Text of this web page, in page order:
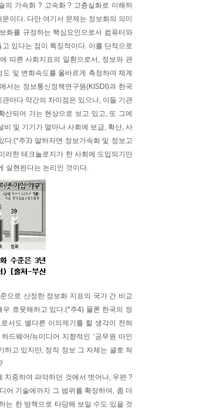
의 가속화 ? 고속화 ? 고충실화로 이해하
이다. 다만 여기서 문제는 정보화의 의미
화를 규정하는 핵심요인으로서 컴퓨터와
있다는 점이 특징적이다. 이를 단적으로
따른 사회지표의 일환으로서, 정보와 관
및 변화속도를 올바르게 측정하여 체계
서는 정보통신정책연구원(KISDI)과 한국
마다 약간의 차이점은 있으나, 이들 기관
되어 가는 현상으로 보고 있고, 또 그에
비 및 기기가 얼마나 사회에 보급, 확산, 사
다.(*주3) 말하자면 정보가속화 및 정보고
러한 테크놀로지가 한 사회에 도입되기만
실현된다는 논리인 것이다.
으로 산정한 정보화 지표의 국가 간 비교
흐뭇해하고 있다.(*주4) 물론 한국의 정
서도 별다른 이의제기를 할 생각이 전혀
드웨어/뉴미디어 지향적인 ‘공무원 마인
하고 있지만, 정작 정보 그 자체는 괄호 쳐
치중하여 파악하던 것에서 벗어나, 우편 ?
어 기술에까지 그 범위를 확장하여, 좀 더
는 한 방책으로 타당해 보일 수도 있을 것